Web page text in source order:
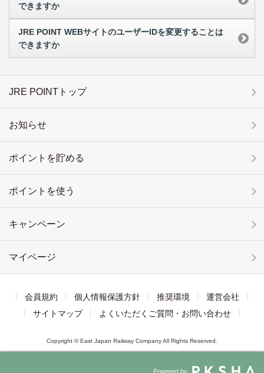
できますか
JRE POINT WEBサイトのユーザーIDを変更することは
できますか
JRE POINTトップ
お知らせ
ポイントを貯める
ポイントを使う
キャンペーン
マイページ
会員規約 個人情報保護方針 推奨環境
運営会社
サイトマップ
よくいただくご質問・お問い合わせ
Copyright © East Japan Railway Company All Rights Reserved.
Powered by